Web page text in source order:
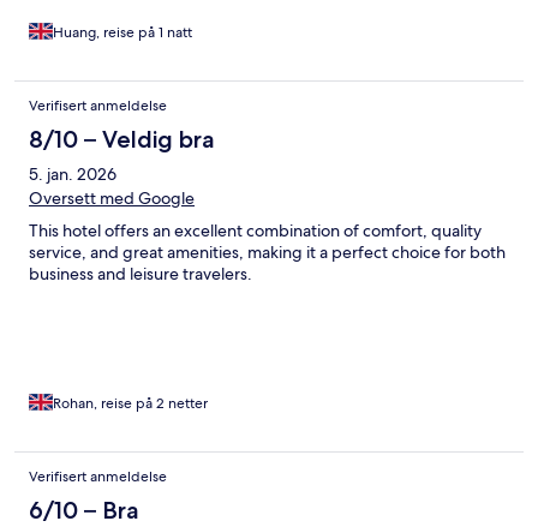
Huang, reise på 1 natt
Verifisert anmeldelse
8/10 – Veldig bra
5. jan. 2026
Oversett med Google
This hotel offers an excellent combination of comfort, quality
service, and great amenities, making it a perfect choice for both
business and leisure travelers.
Rohan, reise på 2 netter
Verifisert anmeldelse
6/10 – Bra